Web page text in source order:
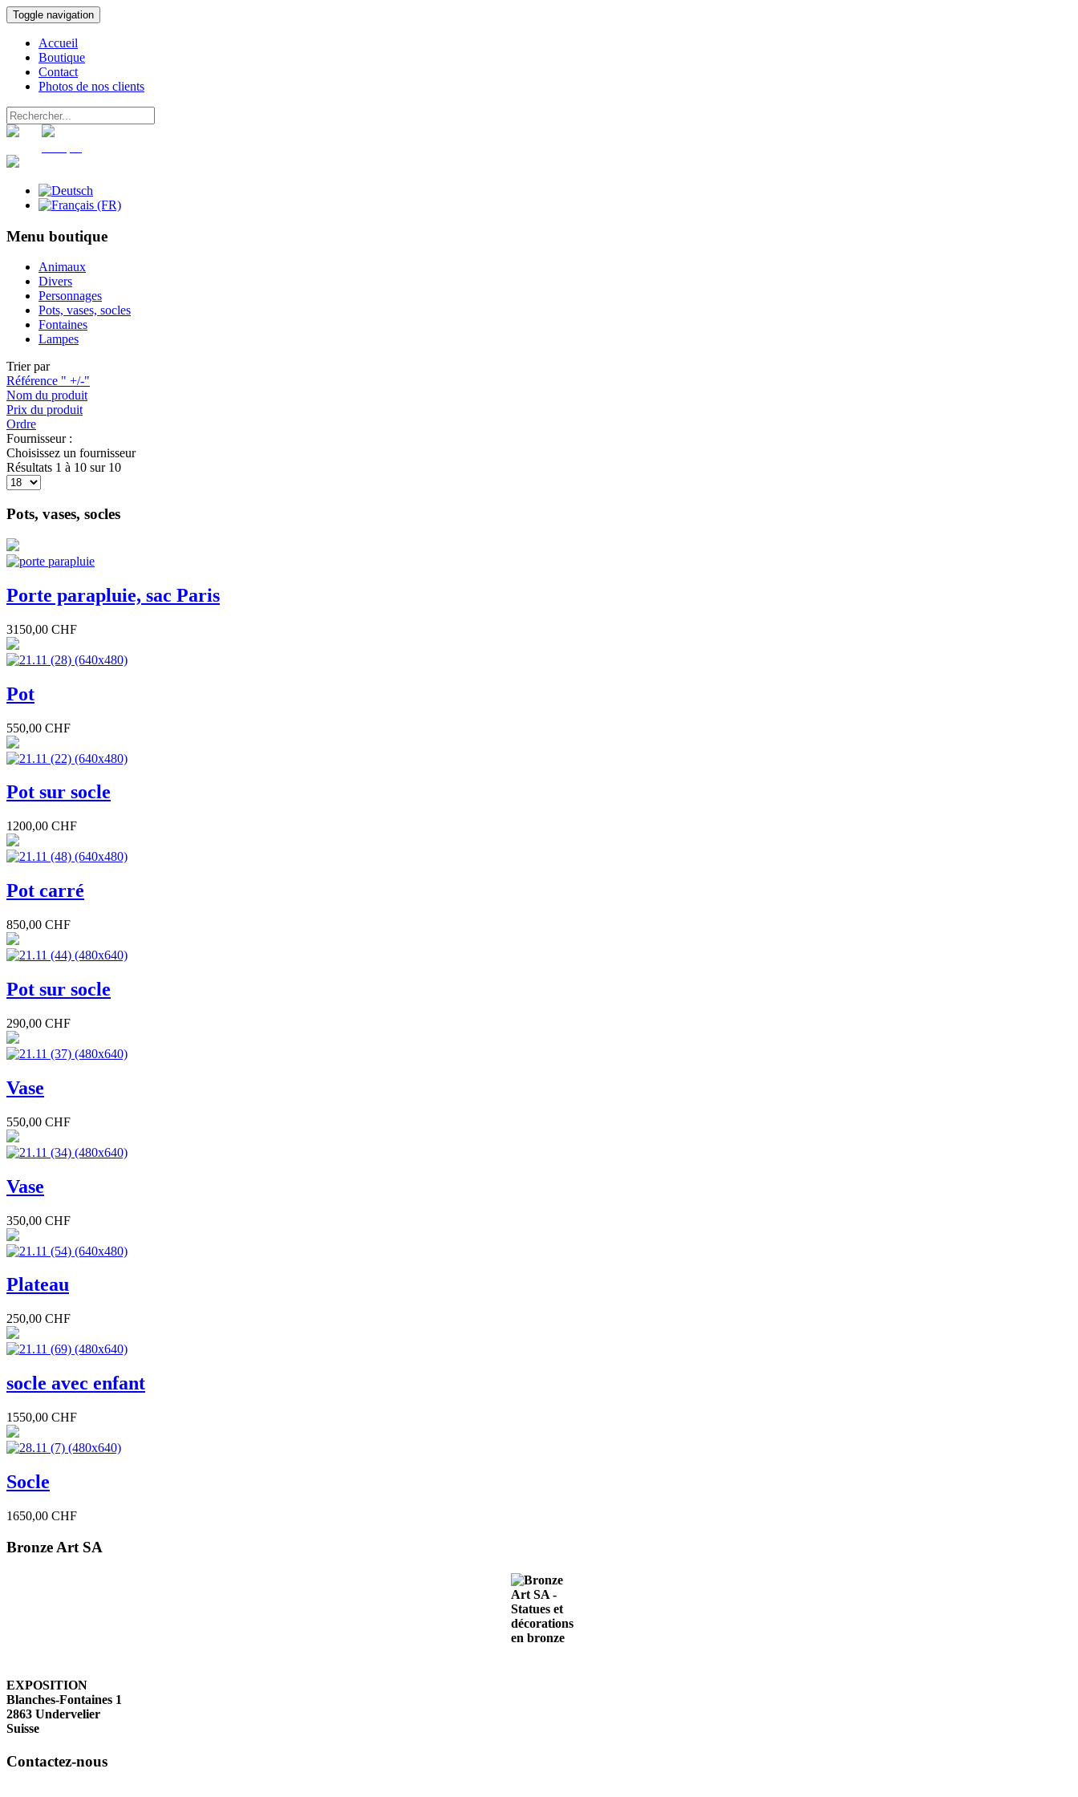
Toggle navigation
Accueil
Boutique
Contact
Photos de nos clients
Menu boutique
Animaux
Divers
Personnages
Pots, vases, socles
Fontaines
Lampes
Trier par
Référence " +/-"
Nom du produit
Prix du produit
Ordre
Fournisseur :
Choisissez un fournisseur
Résultats 1 à 10 sur 10
Pots, vases, socles
Porte parapluie, sac Paris
3150,00 CHF
Pot
550,00 CHF
Pot sur socle
1200,00 CHF
Pot carré
850,00 CHF
Pot sur socle
290,00 CHF
Vase
550,00 CHF
Vase
350,00 CHF
Plateau
250,00 CHF
socle avec enfant
1550,00 CHF
Socle
1650,00 CHF
Bronze Art SA
EXPOSITION
Blanches-Fontaines 1
2863 Undervelier
Suisse
Contactez-nous